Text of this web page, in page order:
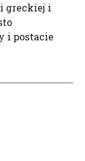
greckiej i
i postacie